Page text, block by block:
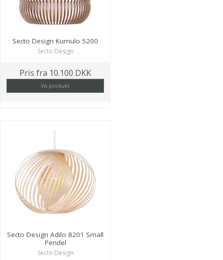
Secto Design Kumulo 5200
Secto Design
Pris fra 10.100 DKK
Vis produkt
Secto Design Adilo 8201 Small
Pendel
Secto Design